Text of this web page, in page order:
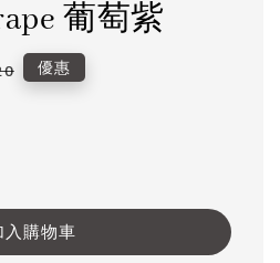
葡萄紫
優惠
入購物車